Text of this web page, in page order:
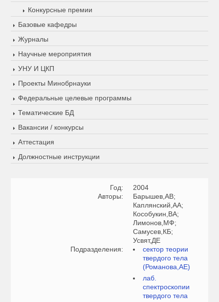
Конкурсные премии
Базовые кафедры
Журналы
Научные мероприятия
УНУ И ЦКП
Проекты Минобрнауки
Федеральные целевые программы
Тематические БД
Вакансии / конкурсы
Аттестация
Должностные инструкции
Год:
2004
Авторы:
Барышев,АВ;
Каплянский,АА;
Кособукин,ВА;
Лимонов,МФ;
Самусев,КБ;
Усвят,ДЕ
Подразделения:
сектор теории
твердого тела
(Романова,АЕ)
лаб.
спектроскопии
твердого тела